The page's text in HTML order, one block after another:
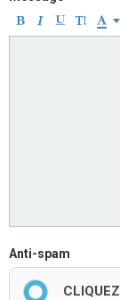
Anti-spam